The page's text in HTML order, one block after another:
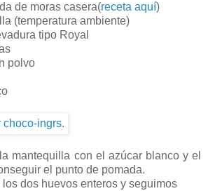
de moras casera(receta aquí)
(temperatura ambiente)
tipo Royal
polvo
mantequilla con el azúcar blanco y el
el punto de pomada.
dos huevos enteros y seguimos